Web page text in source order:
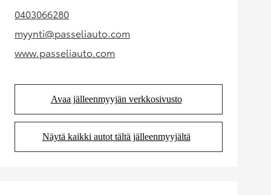
0403066280(Aukeaa uudessa välilehdessä)
myynti@passeliauto.com(Aukeaa uudessa välilehdessä)
www.passeliauto.com(Aukeaa uudessa välilehdessä)
Avaa jälleenmyyjän verkkosivusto
(Aukeaa uudessa välilehdessä)
Näytä kaikki autot tältä jälleenmyyjältä
(Aukeaa uudessa välilehdessä)